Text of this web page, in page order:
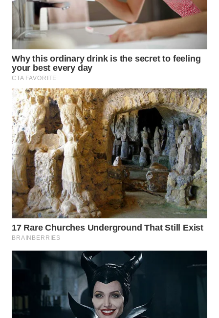
DEPOK
WN
TAPANULI
UTARA
WN
SAMOSIR
WN
PADANG
LAWAS
WN
SUMEDANG
WN
CIANJUR
KEPULAUAN
SERIBU
WN
TANGERANG